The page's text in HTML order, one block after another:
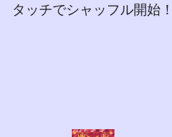
タッチでシャッフル開始！